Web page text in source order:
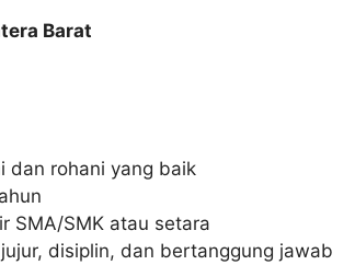
Barat
rohani yang baik
SMA/SMK atau setara
disiplin, dan bertanggung jawab